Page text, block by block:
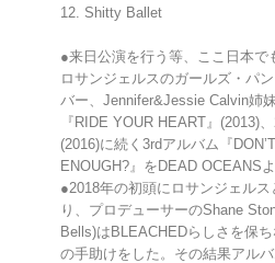
12. Shitty Ballet
●来日公演を行う等、ここ日本
ロサンジェルスのガールズ・パ
バー、Jennifer&Jessie Calvin姉
『RIDE YOUR HEART』(2013)
(2016)に続く3rdアルバム『
ENOUGH?』をDEAD OCEANS
●2018年の初頭にロサンジェル
り、プロデューサーのShane
Bells)はBLEACHEDらしさを保
の手助けをした。その結果アル